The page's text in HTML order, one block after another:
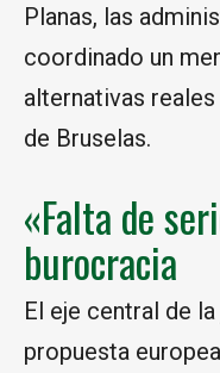
Planas, las
coordinado un
alternativas
de Bruselas.
«Falta de
burocracia
El eje central de
propuesta